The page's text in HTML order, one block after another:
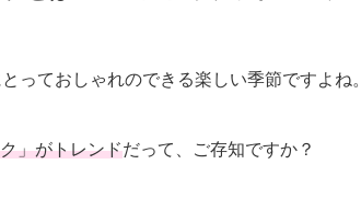
っておしゃれのできる楽しい季節ですよね。
」がトレンドだって、ご存知ですか？